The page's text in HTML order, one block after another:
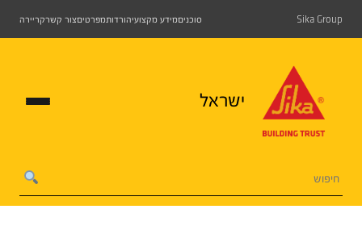
Sika Group סוכניםמידע מקצועיהורדותמפרטיםצור קשרקריירה
ישראל